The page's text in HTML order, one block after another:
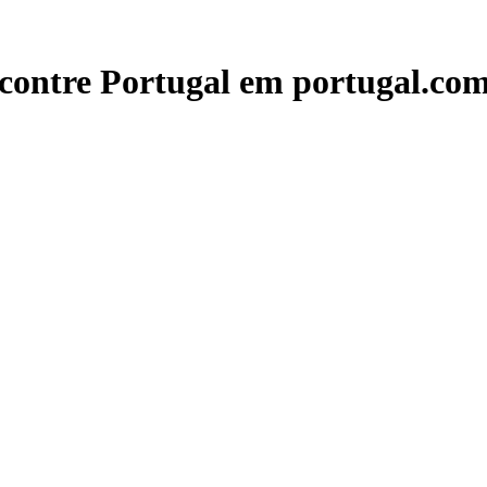
Portugal em